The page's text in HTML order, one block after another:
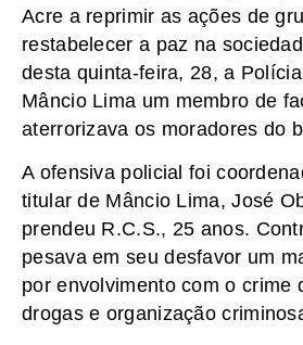
Acre a reprimir as ações de
restabelecer a paz na
desta quinta-feira, 28, a
Mâncio Lima um membro de
aterrorizava os moradores do
A ofensiva policial foi
titular de Mâncio Lima, José
prendeu R.C.S., 25 anos.
pesava em seu desfavor um
por envolvimento com o crime
drogas e organização